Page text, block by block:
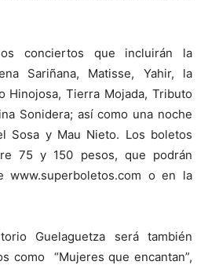
conciertos que incluirán la
Sariñana, Matisse, Yahir, la
Hinojosa, Tierra Mojada, Tributo
Sonidera; así como una noche
Sosa y Mau Nieto. Los boletos
75 y 150 pesos, que podrán
www.superboletos.com o en la
Guelaguetza será también
como “Mujeres que encantan”,